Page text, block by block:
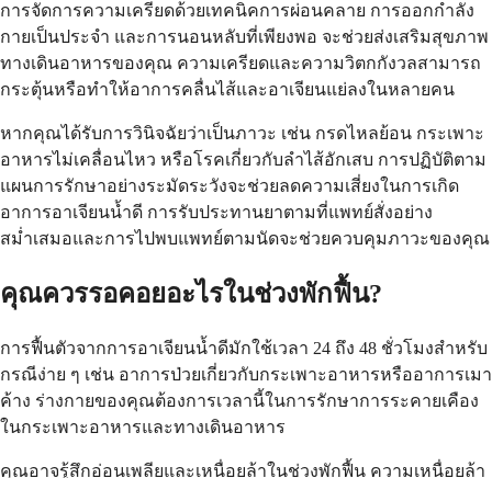
การจัดการความเครียดด้วยเทคนิคการผ่อนคลาย การออกกำลัง
กายเป็นประจำ และการนอนหลับที่เพียงพอ จะช่วยส่งเสริมสุขภาพ
ทางเดินอาหารของคุณ ความเครียดและความวิตกกังวลสามารถ
กระตุ้นหรือทำให้อาการคลื่นไส้และอาเจียนแย่ลงในหลายคน
หากคุณได้รับการวินิจฉัยว่าเป็นภาวะ เช่น กรดไหลย้อน กระเพาะ
อาหารไม่เคลื่อนไหว หรือโรคเกี่ยวกับลำไส้อักเสบ การปฏิบัติตาม
แผนการรักษาอย่างระมัดระวังจะช่วยลดความเสี่ยงในการเกิด
อาการอาเจียนน้ำดี การรับประทานยาตามที่แพทย์สั่งอย่าง
สม่ำเสมอและการไปพบแพทย์ตามนัดจะช่วยควบคุมภาวะของคุณ
คุณควรรอคอยอะไรในช่วงพักฟื้น?
การฟื้นตัวจากการอาเจียนน้ำดีมักใช้เวลา 24 ถึง 48 ชั่วโมงสำหรับ
กรณีง่าย ๆ เช่น อาการป่วยเกี่ยวกับกระเพาะอาหารหรืออาการเมา
ค้าง ร่างกายของคุณต้องการเวลานี้ในการรักษาการระคายเคือง
ในกระเพาะอาหารและทางเดินอาหาร
คุณอาจรู้สึกอ่อนเพลียและเหนื่อยล้าในช่วงพักฟื้น ความเหนื่อยล้า